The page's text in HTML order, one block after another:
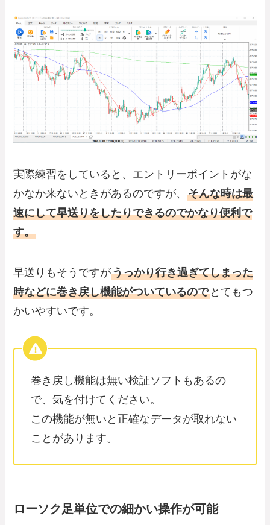
実際練習をしていると、エントリーポイントがな
かなか来ないときがあるのですが、そんな時は最
速にして早送りをしたりできるのでかなり便利で
す。
早送りもそうですがうっかり行き過ぎてしまった
時などに巻き戻し機能がついているので とてもつ
かいやすいです。
巻き戻し機能は無い検証ソフトもあるの
で、気を付けてください。
この機能が無いと正確なデータが取れない
ことがあります。
ローソク足単位での細かい操作が可能